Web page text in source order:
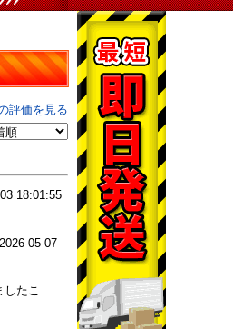
評価を見る
18:01:55
2026-05-07
したこ